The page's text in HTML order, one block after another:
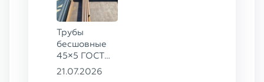
Трубы
бесшовные
45×5 ГОСТ
8734-75, ст.
21.07.2026